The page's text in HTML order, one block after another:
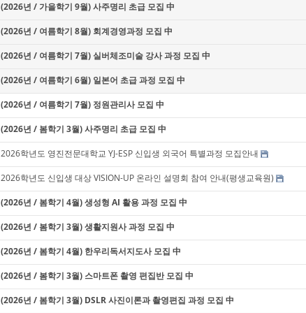
(2026년 / 가을학기 9월) 사주명리 초급 모집 中
(2026년 / 여름학기 8월) 회계경영과정 모집 中
(2026년 / 여름학기 7월) 실버체조미술 강사 과정 모집 中
(2026년 / 여름학기 6월) 일본어 초급 과정 모집 中
(2026년 / 여름학기 7월) 정원관리사 모집 中
(2026년 / 봄학기 3월) 사주명리 초급 모집 中
2026학년도 영진전문대학교 YJ-ESP 신입생 외국어 특별과정 모집안내
2026학년도 신입생 대상 VISION-UP 온라인 설명회 참여 안내(평생교육원)
(2026년 / 봄학기 4월) 생성형 AI 활용 과정 모집 中
(2026년 / 봄학기 3월) 생활지원사 과정 모집 中
(2026년 / 봄학기 4월) 한우리독서지도사 모집 中
(2026년 / 봄학기 3월) 스마트폰 촬영 편집반 모집 中
(2026년 / 봄학기 3월) DSLR 사진이론과 촬영편집 과정 모집 中